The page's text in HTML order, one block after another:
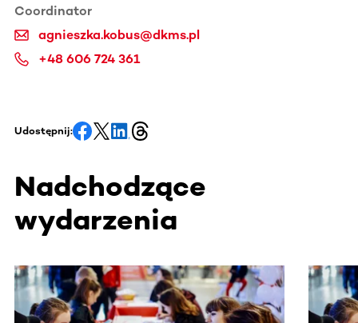
Coordinator
agnieszka.kobus@dkms.pl
+48 606 724 361
Udostępnij:
Nadchodzące
wydarzenia
Ta sekcja zawiera treści przewijane w poziomie. Użyj